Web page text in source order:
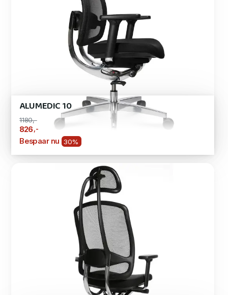
ALUMEDIC 10
1180,-
826 ,-
Bespaar nu 30%